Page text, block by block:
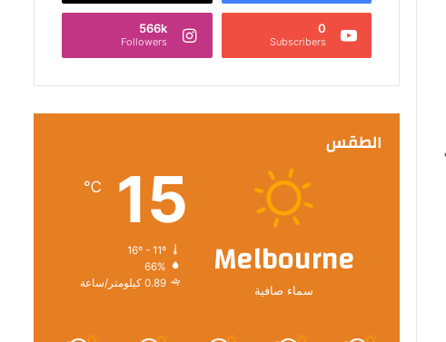
0
Subscribers
566k
Followers
الطقس
Melbourne
سماء صافية
15
℃
16º - 11º
66%
0.89 كيلومتر/ساعة